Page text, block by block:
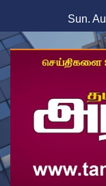
to
content
Sun.